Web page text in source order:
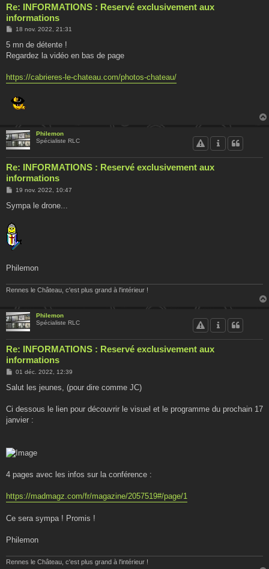
Re: INFORMATIONS : Reservé exclusivement aux
informations
M
s
a
18 nov. 2022, 21:31
5 mn de détente !
Regardez la vidéo en bas de page
https://cabrieres-le-chateau.com/photos-chateau/
Philemon
Spécialiste RLC
Re: INFORMATIONS : Reservé exclusivement aux
informations
M
s
s
g
e
19 nov. 2022, 10:47
Sympa le drone...
Philemon
Rennes le Château, c'est plus grand à l'intérieur !
Philemon
Spécialiste RLC
Re: INFORMATIONS : Reservé exclusivement aux
informations
M
s
g
01 déc. 2022, 12:39
Salut les jeunes, (pour dire comme JC)
Ci dessous le lien pour découvrir le visuel et le programme du prochain 17
janvier :
4 pages avec les infos sur la conférence :
https://madmagz.com/fr/magazine/2057519#/page/1
Ce sera sympa ! Promis !
Philemon
Rennes le Château, c'est plus grand à l'intérieur !